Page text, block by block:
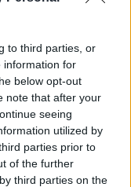
to third parties, or
information for
below opt-out
note that after your
seeing
utilized by
parties prior to
of the further
third parties on the
προσωπικού και
ένα ΝΠΙΔ,
του δημόσιου
των
που
και κοινωνικής